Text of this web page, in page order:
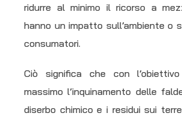
ridurre al minimo il ricorso a
hanno un impatto sull’ambiente o
consumatori.
Ciò significa che con
massimo l’inquinamento delle
diserbo chimico e i residui sui